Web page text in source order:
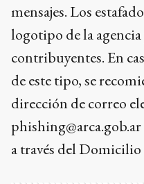
mensajes. Los
logotipo de la agencia
contribuyentes. En
de este tipo, se
dirección de correo
a través del